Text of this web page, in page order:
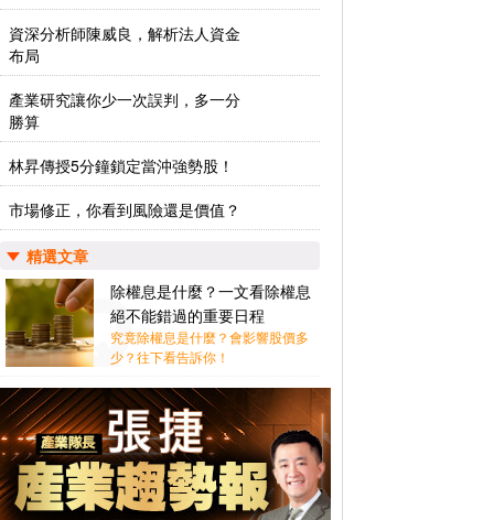
資深分析師陳威良，解析法人資金
布局
產業研究讓你少一次誤判，多一分
勝算
林昇傳授5分鐘鎖定當沖強勢股！
市場修正，你看到風險還是價值？
精選文章
除權息是什麼？一文看除權息
絕不能錯過的重要日程
究竟除權息是什麼？會影響股價多
少？往下看告訴你！